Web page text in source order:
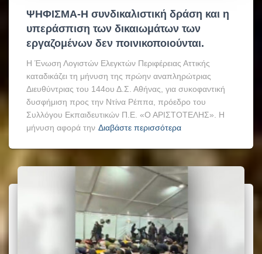
ΨΗΦΙΣΜΑ-Η συνδικαλιστική δράση και η
υπεράσπιση των δικαιωμάτων των
εργαζομένων δεν ποινικοποιούνται.
Η Ένωση Λογιστών Ελεγκτών Περιφέρειας Αττικής
καταδικάζει τη μήνυση της πρώην αναπληρώτριας
Διευθύντριας του 144ου Δ.Σ. Αθήνας, για συκοφαντική
δυσφήμιση προς την Ντίνα Ρέππα, πρόεδρο του
Συλλόγου Εκπαιδευτικών Π.Ε. «Ο ΑΡΙΣΤΟΤΕΛΗΣ». Η
μήνυση αφορά την Διαβάστε περισσότερα